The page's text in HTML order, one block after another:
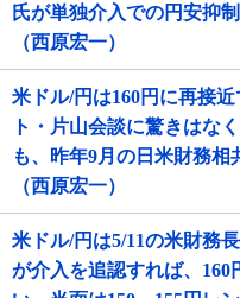
氏が単独介入での円安抑
（西原宏一）
米ドル/円は160円に再接
ト・片山会談に驚きはな
も、昨年9月の日米財務相
（西原宏一）
米ドル/円は5/11の米財務
が介入を追認すれば、160